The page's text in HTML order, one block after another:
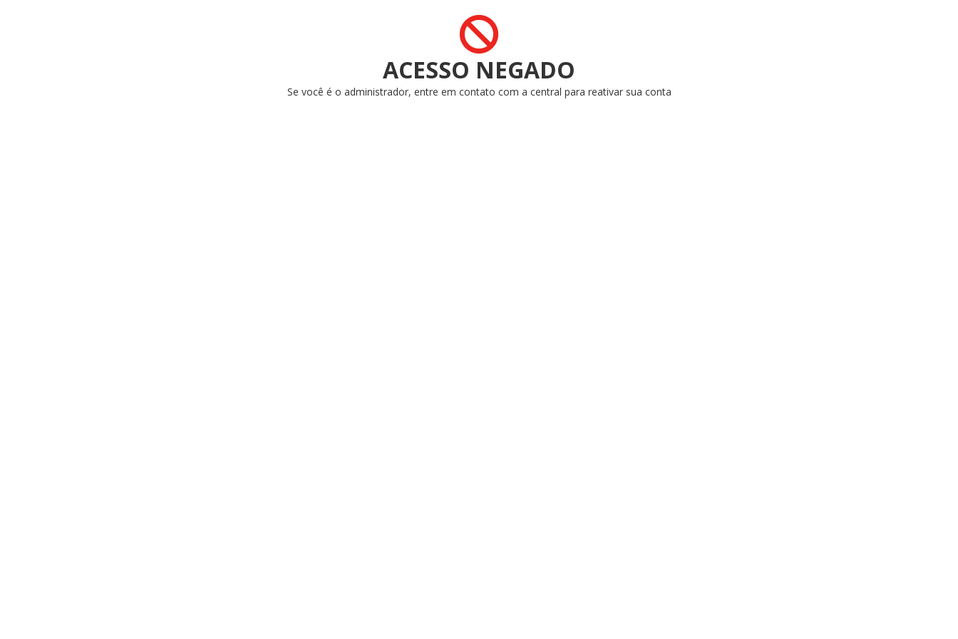
ACESSO NEGADO
Se você é o administrador, entre em contato com a central para reativar sua conta